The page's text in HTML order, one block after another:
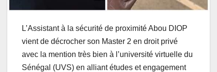
L’Assistant à la sécurité de proximité Abou DIOP
vient de décrocher son Master 2 en droit privé
avec la mention très bien à l’université virtuelle du
Sénégal (UVS) en alliant études et engagement